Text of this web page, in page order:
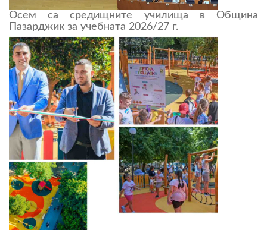
Осем са средищните училища в Община
Пазарджик за учебната 2026/27 г.